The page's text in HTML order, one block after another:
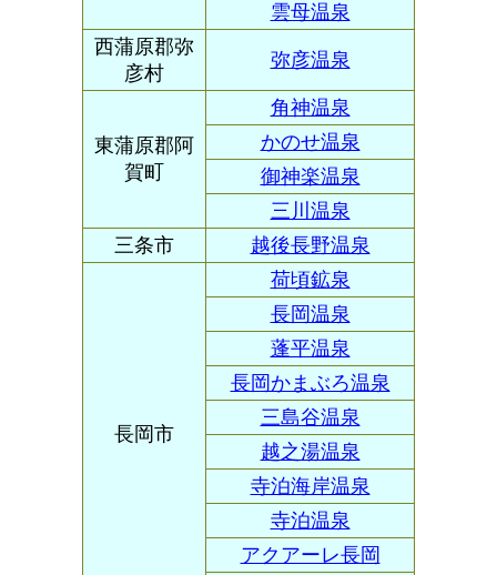
雲母温泉
西蒲原郡弥
彦村
弥彦温泉
東蒲原郡阿
賀町
角神温泉
かのせ温泉
御神楽温泉
三川温泉
三条市
越後長野温泉
長岡市
荷頃鉱泉
長岡温泉
蓬平温泉
長岡かまぶろ温泉
三島谷温泉
越之湯温泉
寺泊海岸温泉
寺泊温泉
アクアーレ長岡